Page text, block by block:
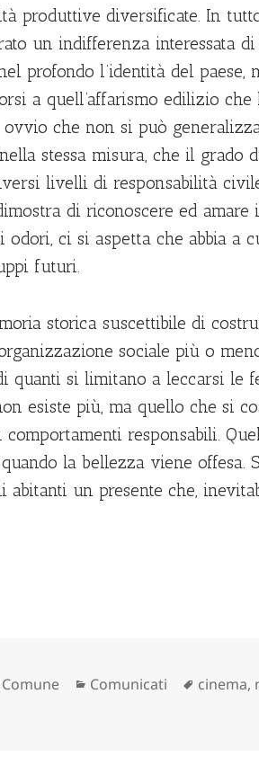
produttive diversificate. In
un indifferenza interessata
profondo l’identità del paese,
a quell’affarismo edilizio
ovvio che non si può
stessa misura, che il grado
livelli di responsabilità
di riconoscere ed amare
ci si aspetta che abbia a
futuri.
storica suscettibile di
sociale più o
quanti si limitano a leccarsi le
esiste più, ma quello che si
responsabili.
la bellezza viene offesa.
un presente che,
Categorie
Comunicati Tag
cinema,